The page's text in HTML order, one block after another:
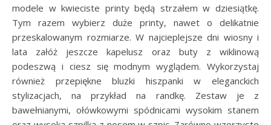
modele w kwieciste printy będą strzałem w dziesiątkę.
Tym razem wybierz duże printy, nawet o delikatnie
przeskalowanym rozmiarze. W najcieplejsze dni wiosny i
lata załóż jeszcze kapelusz oraz buty z wiklinową
podeszwą i ciesz się modnym wyglądem. Wykorzystaj
również przepiękne bluzki hiszpanki w eleganckich
stylizacjach, na przykład na randkę. Zestaw je z
bawełnianymi, ołówkowymi spódnicami wysokim stanem